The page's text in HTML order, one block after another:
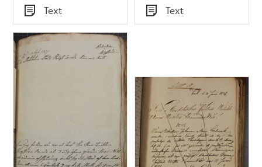
Tid
Typ
Text Tid
Typ
Text